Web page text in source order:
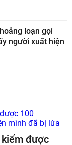
loạn gọi
người xuất hiện
kiếm được